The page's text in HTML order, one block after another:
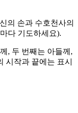
의 손과 수호천사의
다 기도하세요).
, 두 번째는 아들께,
시작과 끝에는 표시